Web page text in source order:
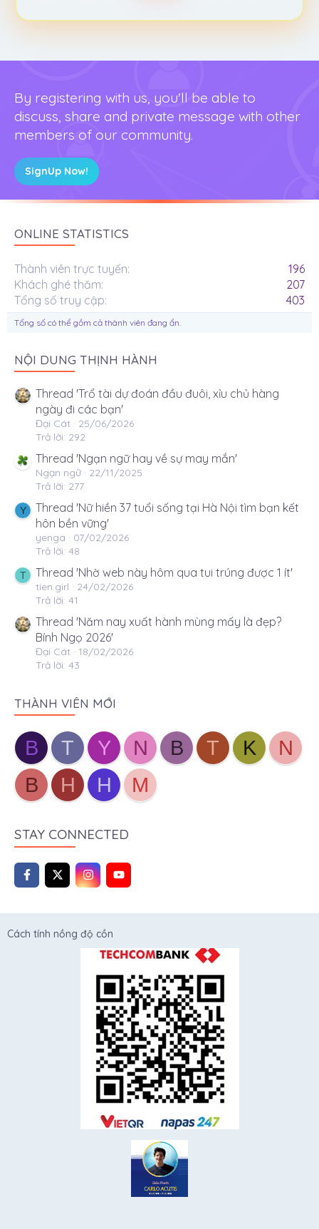
By registering with us, you'll be able to
discuss, share and private message with other
members of our community.
SignUp Now!
ONLINE STATISTICS
Thành viên trực tuyến
196
Khách ghé thăm
207
Tổng số truy cập
403
Tổng số có thể gồm cả thành viên đang ẩn.
NỘI DUNG THỊNH HÀNH
Thread 'Trổ tài dự đoán đầu đuôi, xỉu chủ hàng
ngày đi các bạn'
Đại Cát
25/06/2026
Trả lời: 292
Thread 'Ngạn ngữ hay về sự may mắn'
Ngạn ngữ
22/11/2025
Trả lời: 277
Y
Thread 'Nữ hiền 37 tuổi sống tại Hà Nội tìm bạn kết
hôn bền vững'
yenga
07/02/2026
Trả lời: 48
T Thread 'Nhờ web này hôm qua tui trúng được 1 ít'
tien.girl
24/02/2026
Trả lời: 41
Thread 'Năm nay xuất hành mùng mấy là đẹp?
Bính Ngọ 2026'
Đại Cát
18/02/2026
Trả lời: 43
THÀNH VIÊN MỚI
B T Y N B T K
N
B
H H M
STAY CONNECTED
Cách tính nồng độ cồn